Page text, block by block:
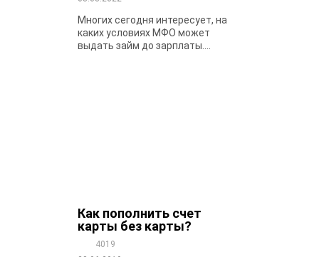
Многих сегодня интересует, на
каких условиях МФО может
выдать займ до зарплаты....
Как пополнить счет
карты без карты?
4019